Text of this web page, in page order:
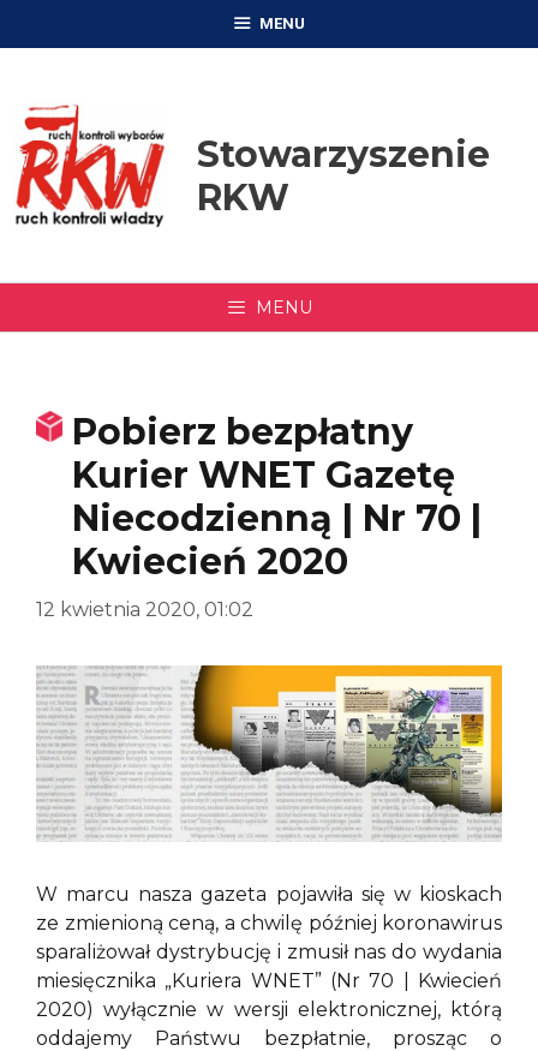
MENU
Stowarzyszenie
RKW
MENU
Pobierz bezpłatny
Kurier WNET Gazetę
Niecodzienną | Nr 70 |
Kwiecień 2020
12 kwietnia 2020, 01:02
W marcu nasza gazeta pojawiła się w kioskach
ze zmienioną ceną, a chwilę później koronawirus
sparaliżował dystrybucję i zmusił nas do wydania
miesięcznika „Kuriera WNET” (Nr 70 | Kwiecień
2020) wyłącznie w wersji elektronicznej, którą
oddajemy Państwu bezpłatnie, prosząc o